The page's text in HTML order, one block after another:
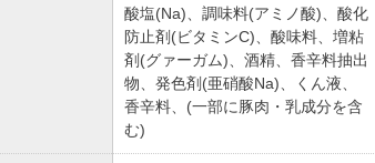
酸塩(Na)、調味料(アミノ酸)、酸化
防止剤(ビタミンC)、酸味料、増粘
剤(グァーガム)、酒精、香辛料抽出
物、発色剤(亜硝酸Na)、くん液、
香辛料、(一部に豚肉・乳成分を含
む)